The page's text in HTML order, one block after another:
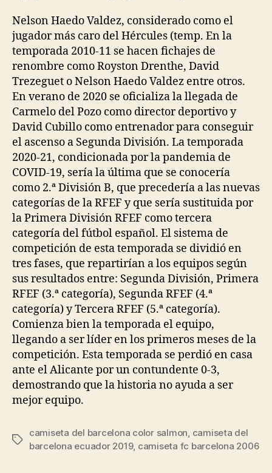
Nelson Haedo Valdez, considerado como el
jugador más caro del Hércules (temp. En la
temporada 2010-11 se hacen fichajes de
renombre como Royston Drenthe, David
Trezeguet o Nelson Haedo Valdez entre otros.
En verano de 2020 se oficializa la llegada de
Carmelo del Pozo como director deportivo y
David Cubillo como entrenador para conseguir
el ascenso a Segunda División. La temporada
2020-21, condicionada por la pandemia de
COVID-19, sería la última que se conocería
como 2.ª División B, que precedería a las nuevas
categorías de la RFEF y que sería sustituida por
la Primera División RFEF como tercera
categoría del fútbol español. El sistema de
competición de esta temporada se dividió en
tres fases, que repartirían a los equipos según
sus resultados entre: Segunda División, Primera
RFEF (3.ª categoría), Segunda RFEF (4.ª
categoría) y Tercera RFEF (5.ª categoría).
Comienza bien la temporada el equipo,
llegando a ser líder en los primeros meses de la
competición. Esta temporada se perdió en casa
ante el Alicante por un contundente 0-3,
demostrando que la historia no ayuda a ser
mejor equipo.
Etiquetas
camiseta del barcelona color salmon, camiseta del
barcelona ecuador 2019, camiseta fc barcelona 2006